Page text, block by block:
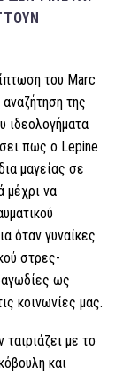
του Marc
της
ιδεολογήματα
πως ο Lepine
μαγείας σε
μέχρι να
όταν γυναίκες
στρες-
ως
κοινωνίες μας.
με το
και